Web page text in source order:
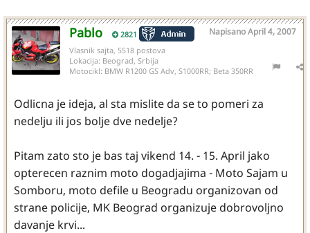
Pablo 2821 NapisanoApril 4, 2007
Vlasnik sajta, 5518 postova
Lokacija: Beograd, Srbija
Motocikl: BMW R1200 GS Adv, S1000RR; Beta 350RR
Odlicna je ideja, al sta mislite da se to pomeri za
nedelju ili jos bolje dve nedelje?
Pitam zato sto je bas taj vikend 14. - 15. April jako
opterecen raznim moto dogadjajima - Moto Sajam u
Somboru, moto defile u Beogradu organizovan od
strane policije, MK Beograd organizuje dobrovoljno
davanje krvi...